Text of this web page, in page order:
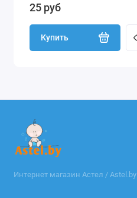
25 руб
Купить
Интернет магазин Астел / Astel.by